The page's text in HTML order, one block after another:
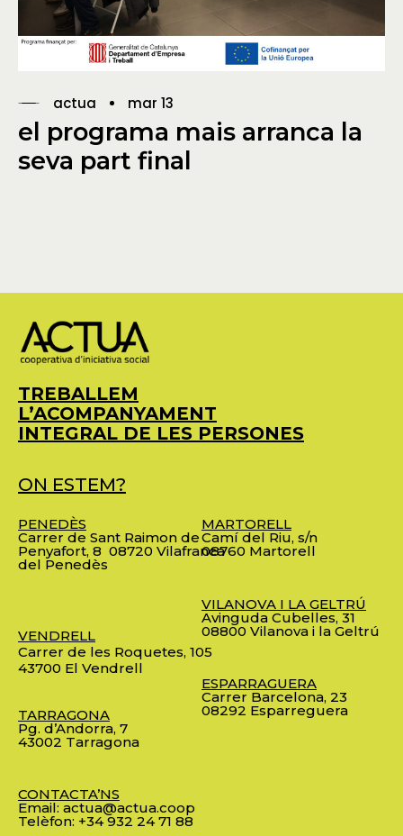
actua mar 13
el programa mais arranca la
seva part final
TREBALLEM
L’ACOMPANYAMENT
INTEGRAL DE LES PERSONES
ON ESTEM?
PENEDÈS
Carrer de Sant Raimon de
Penyafort, 8 08720 Vilafranca
del Penedès
VENDRELL
Carrer de les Roquetes, 105
43700 El Vendrell
TARRAGONA
Pg. d’Andorra, 7
43002 Tarragona
CONTACTA’NS
Email: actua@actua.coop
Telèfon: +34 932 24 71 88
MARTORELL
Camí del Riu, s/n
08760 Martorell
VILANOVA I LA GELTRÚ
Avinguda Cubelles, 31
08800 Vilanova i la Geltrú
ESPARRAGUERA
Carrer Barcelona, 23
08292 Esparreguera